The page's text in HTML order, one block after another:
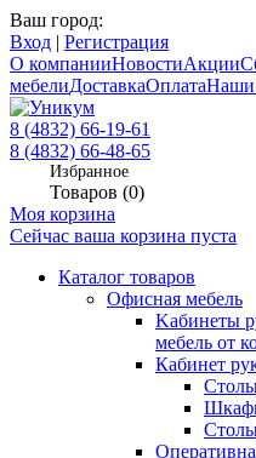
Ваш город:
Вход | Регистрация
О компанииНовостиАкции
мебелиДоставкаОплатаНаши
8 (4832) 66-19-61
8 (4832) 66-48-65
Избранное
Товаров (0)
Моя корзина
Сейчас ваша корзина пуста
Каталог товаров
Офисная мебель
Kабинеты
мебель от
Кабинет